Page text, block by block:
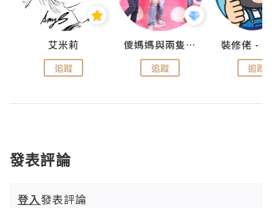
艾米莉
追蹤
儍媽媽與兩隻小魔怪之家
追蹤 追蹤
發表評論
登入發表評論